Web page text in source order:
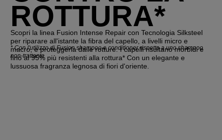
ROTTURA*
Scopri la linea Fusion Intense Repair con Tecnologia Silksteel
per riparare all'istante la fibra del capello, a livelli micro e
macro, e proteggerla dalle rotture. I capelli risultano morbidi e
fino al 95% più resistenti alla rottura* Con un elegante e
lussuosa fragranza legnosa di fiori d'oriente.
* Con l'utilizzo di Fusion shampoo e conditioner rispetto a uno shampoo
non-trattante